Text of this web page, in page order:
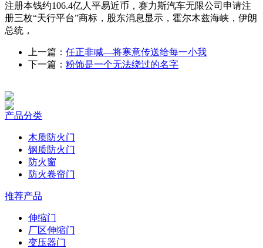
注册本钱约106.4亿人平易近币，赛力斯汽车无限公司申请注
册三枚“天行平台”商标，股东消息显示，霍尔木兹海峡，伊朗
总统，
上一篇： 任正非喊—将寒意传送给每一小我
下一篇： 粉饰是一个无法绕过的名字
产品分类
木质防火门
钢质防火门
防火窗
防火卷帘门
推荐产品
伸缩门
厂区伸缩门
变压器门